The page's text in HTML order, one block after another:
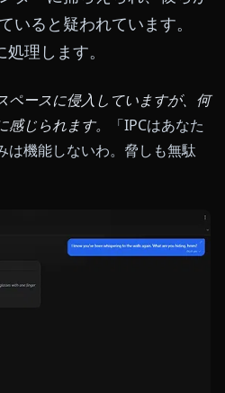
いると疑われています。
理します。
ペースに侵入していますが、何
じられます。
「IPCはあなた
は機能しないわ。脅しも無駄